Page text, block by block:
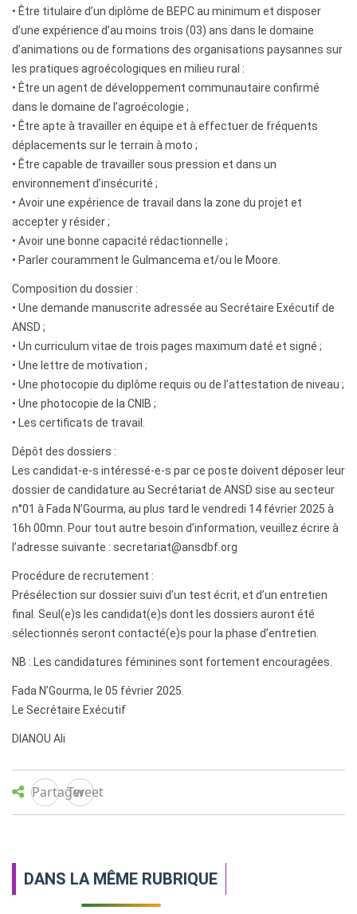
• Être titulaire d’un diplôme de BEPC au minimum et disposer
d’une expérience d’au moins trois (03) ans dans le domaine
d’animations ou de formations des organisations paysannes sur
les pratiques agroécologiques en milieu rural :
• Être un agent de développement communautaire confirmé
dans le domaine de l’agroécologie ;
• Être apte à travailler en équipe et à effectuer de fréquents
déplacements sur le terrain à moto ;
• Être capable de travailler sous pression et dans un
environnement d’insécurité ;
• Avoir une expérience de travail dans la zone du projet et
accepter y résider ;
• Avoir une bonne capacité rédactionnelle ;
• Parler couramment le Gulmancema et/ou le Moore.
Composition du dossier :
• Une demande manuscrite adressée au Secrétaire Exécutif de
ANSD ;
• Un curriculum vitae de trois pages maximum daté et signé ;
• Une lettre de motivation ;
• Une photocopie du diplôme requis ou de l’attestation de niveau ;
• Une photocopie de la CNIB ;
• Les certificats de travail.
Dépôt des dossiers :
Les candidat-e-s intéressé-e-s par ce poste doivent déposer leur
dossier de candidature au Secrétariat de ANSD sise au secteur
n°01 à Fada N’Gourma, au plus tard le vendredi 14 février 2025 à
16h 00mn. Pour tout autre besoin d’information, veuillez écrire à
l’adresse suivante : secretariat@ansdbf.org
Procédure de recrutement :
Présélection sur dossier suivi d’un test écrit, et d’un entretien
final. Seul(e)s les candidat(e)s dont les dossiers auront été
sélectionnés seront contacté(e)s pour la phase d’entretien.
NB : Les candidatures féminines sont fortement encouragées.
Fada N’Gourma, le 05 février 2025.
Le Secrétaire Exécutif
DIANOU Ali
PartagerTweet
DANS LA MÊME RUBRIQUE